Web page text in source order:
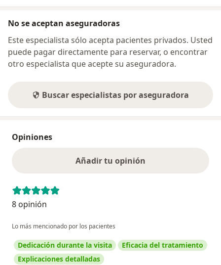
No se aceptan aseguradoras
Este especialista sólo acepta pacientes privados. Usted
puede pagar directamente para reservar, o encontrar
otro especialista que acepte su aseguradora.
Buscar especialistas por aseguradora
Opiniones
Añadir tu opinión
8 opinión
Lo más mencionado por los pacientes
Dedicación durante la visita
Eficacia del tratamiento
Explicaciones detalladas